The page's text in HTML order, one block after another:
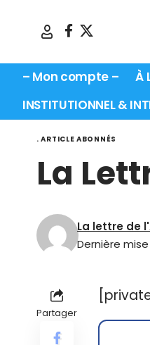
– Mon compte – À
INSTITUTIONNEL &
. ARTICLE ABONNÉS
La
Dernière
La lettre de
Partager